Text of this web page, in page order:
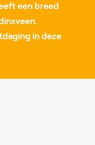
een breed
in deze